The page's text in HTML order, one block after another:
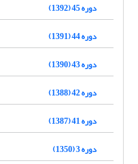
دوره 45 (1392)
دوره 44 (1391)
دوره 43 (1390)
دوره 42 (1388)
دوره 41 (1387)
دوره 3 (1350)